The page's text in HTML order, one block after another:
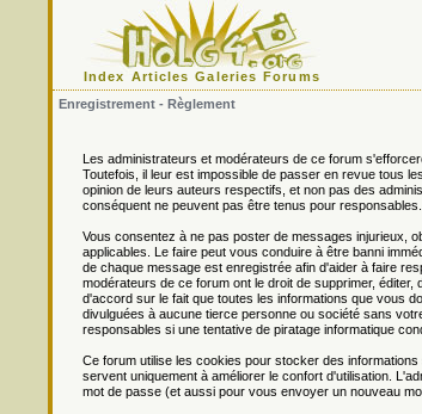
Index Articles Galeries Forums
Enregistrement - Règlement
Les administrateurs et modérateurs de ce forum
Toutefois, il leur est impossible de passer en revue tous
opinion de leurs auteurs respectifs, et non pas des
conséquent ne peuvent pas être tenus pour responsables.
Vous consentez à ne pas poster de messages injurieux,
applicables. Le faire peut vous conduire à être banni
de chaque message est enregistrée afin d'aider à faire
modérateurs de ce forum ont le droit de supprimer,
d'accord sur le fait que toutes les informations que vous
divulguées à aucune tierce personne ou société sans
responsables si une tentative de piratage informatique
Ce forum utilise les cookies pour stocker des
servent uniquement à améliorer le confort d'utilisation.
mot de passe (et aussi pour vous envoyer un nouveau